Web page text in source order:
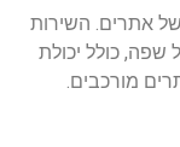
של אתרים. השירות
שפה, כולל יכולת
מורכבים.